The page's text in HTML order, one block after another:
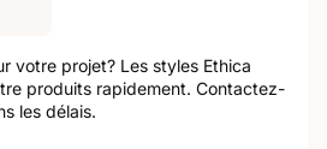
votre projet? Les styles Ethica
produits rapidement. Contactez-
les délais.